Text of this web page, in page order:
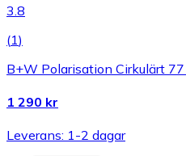
3.8
(1)
B+W Polarisation Cirkulärt
1 290 kr
Leverans: 1-2 dagar